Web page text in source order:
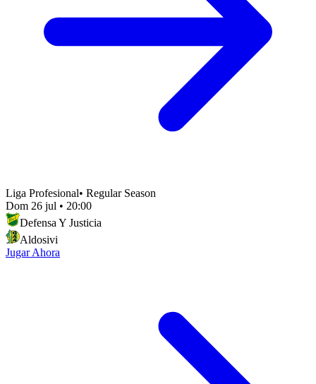
Liga Profesional• Regular Season
Dom 26 jul • 20:00
Defensa Y Justicia
Aldosivi
Jugar Ahora